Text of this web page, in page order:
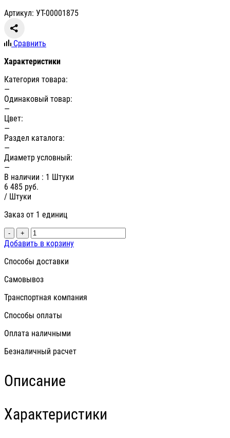
Артикул: УТ-00001875
Сравнить
Характеристики
Категория товара:
—
Одинаковый товар:
—
Цвет:
—
Раздел каталога:
—
Диаметр условный:
—
В наличии : 1 Штуки
6 485 руб.
/ Штуки
Заказ от 1 единиц
- +
Добавить в корзину
Способы доставки
Самовывоз
Транспортная компания
Способы оплаты
Оплата наличными
Безналичный расчет
Описание
Характеристики